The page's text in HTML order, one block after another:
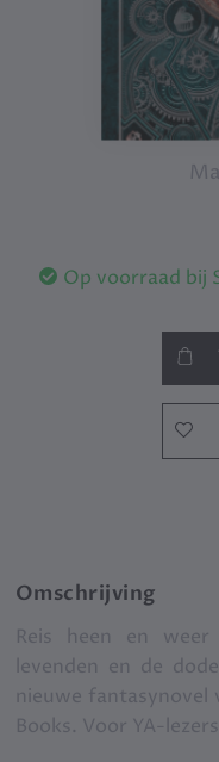
Op voorraad bij
Omschrijving
Reis heen en
levenden en de
nieuwe fantasynovel
Books. Voor YA-